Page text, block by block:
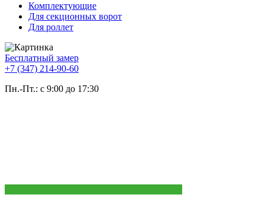
Комплектующие
Для секционных ворот
Для роллет
Бесплатный замер
+7 (347) 214-90-60
Пн.-Пт.: с 9:00 до 17:30